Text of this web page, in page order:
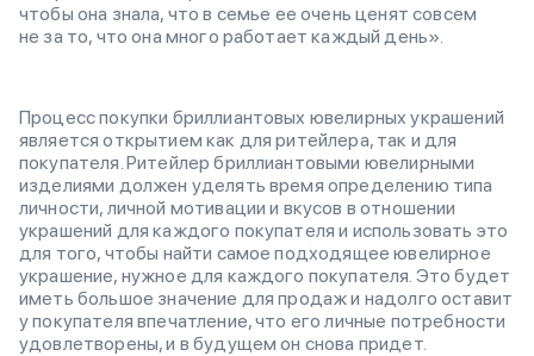
чтобы она знала, что в семье ее очень ценят совсем
не за то, что она много работает каждый день».
Процесс покупки бриллиантовых ювелирных украшений
является открытием как для ритейлера, так и для
покупателя. Ритейлер бриллиантовыми ювелирными
изделиями должен уделять время определению типа
личности, личной мотивации и вкусов в отношении
украшений для каждого покупателя и использовать это
для того, чтобы найти самое подходящее ювелирное
украшение, нужное для каждого покупателя. Это будет
иметь большое значение для продаж и надолго оставит
у покупателя впечатление, что его личные потребности
удовлетворены, и в будущем он снова придет.